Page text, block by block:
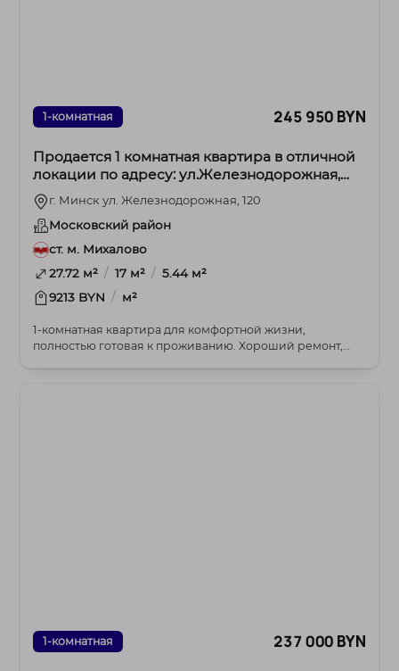
1-комнатная 245 950 BYN
Продается 1 комнатная квартира в отличной
локации по адресу: ул.Железнодорожная,
120.г. Минск ул. Железнодорожная, 120
Московский район
ст. м. Михалово
27.72 м² / 17 м² / 5.44 м²
9213 BYN / м²
1-комнатная квартира для комфортной жизни,
полностью готовая к проживанию. Хороший ремонт,
1-комнатная 237 000 BYN